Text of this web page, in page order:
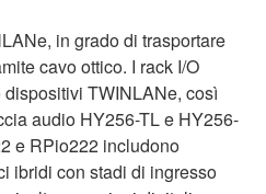
in grado di trasportare
cavo ottico. I rack I/O
TWINLANe, così
audio HY256-TL e HY256-
e RPio222 includono
ibridi con stadi di ingresso